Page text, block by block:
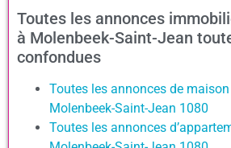
Toutes les annonces
à Molenbeek-Saint-Jean
confondues
Toutes les annonces de
Molenbeek-Saint-Jean 1080
Toutes les annonces